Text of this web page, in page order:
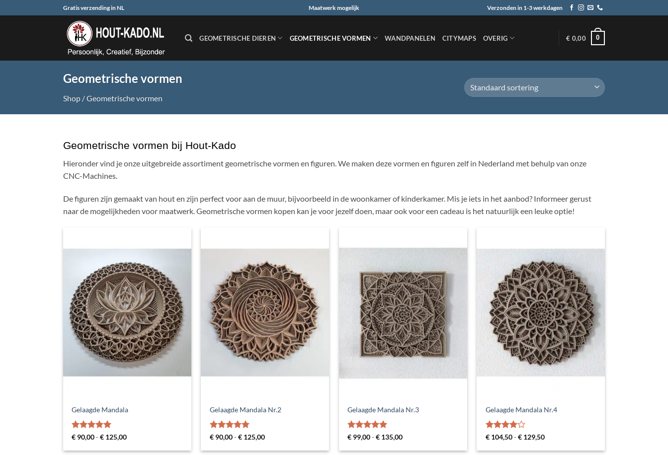
naar
Gratis verzending in NL Maatwerk mogelijk Verzonden in 1-3 werkdagen
GEOMETRISCHE DIEREN GEOMETRISCHE VORMEN WANDPANELEN CITYMAPS OVERIG € 0,00 0
Geometrische vormen
Shop /Geometrische vormen
Geometrische vormen bij Hout-Kado
Hieronder vind je onze uitgebreide assortiment geometrische vormen en figuren. We maken deze vormen en figuren zelf in Nederland met behulp van onze
CNC-Machines.
De figuren zijn gemaakt van hout en zijn perfect voor aan de muur, bijvoorbeeld in de woonkamer of kinderkamer. Mis je iets in het aanbod? Informeer gerust
naar de mogelijkheden voor maatwerk. Geometrische vormen kopen kan je voor jezelf doen, maar ook voor een cadeau is het natuurlijk een leuke optie!
Gelaagde Mandala
Gewaardeerd
€ 90,00-€ 125,00Prijsklasse:
tot
Gelaagde Mandala Nr.2
Gewaardeerd
€90,00 - €125,00Prijsklasse:
tot
Gelaagde Mandala Nr.3
Gewaardeerd
€ 99,00-€ 135,00Prijsklasse:
tot
Gelaagde Mandala Nr.4
Gewaardeerd
€104,50 - €129,50Prijsklasse:
tot